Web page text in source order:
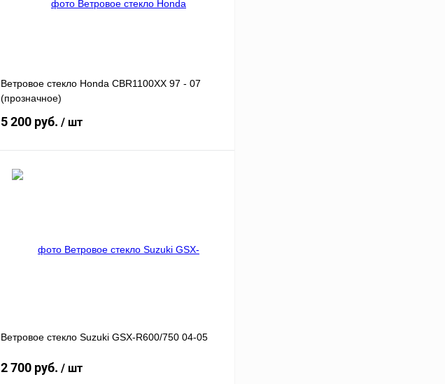
Ветровое стекло Honda CBR1100XX 97 - 07
(прозначное)
5 200 руб. / шт
наличии
Ветровое стекло Suzuki GSX-R600/750 04-05
2 700 руб. / шт